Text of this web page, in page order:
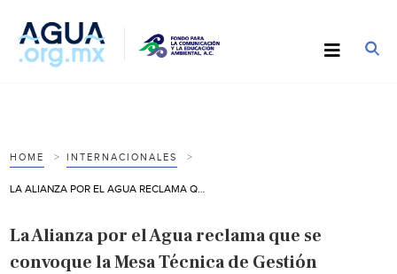
HOME INTERNACIONALES
La Alianza por el Agua reclama que se
convoque la Mesa Técnica de Gestión